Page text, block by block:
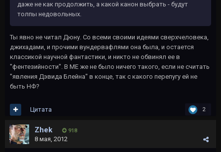
даже не как продолжить, а какой канон выбрать - будут
толпы недовольных.
Ты явно не читал Дюну. Со всеми своими идеями сверхчеловека,
джихадами, и прочими вундервафлями она была, и остается
классикой научной фантастики, и никто не обвинял ее в
"фентезийности". В МЕ же не было ничего такого, если не считать
"явления Дэвида Блейна" в конце, так с какого перепугу ей не
быть НФ?
2
Цитата
Zhek 918
8 мая, 2012